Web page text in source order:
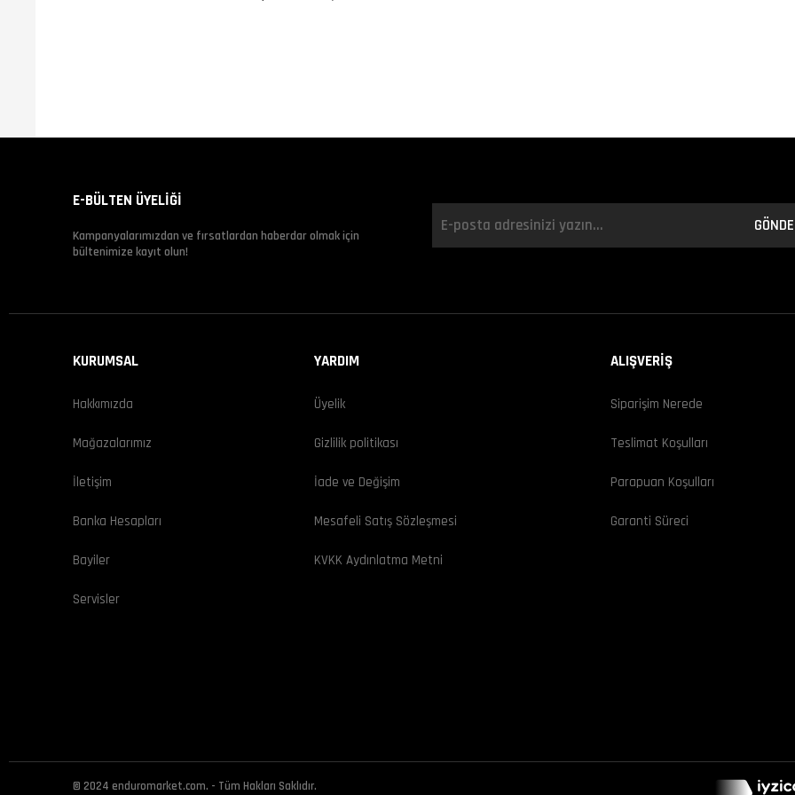
E-BÜLTEN ÜYELİĞİ
Kampanyalarımızdan ve fırsatlardan haberdar olmak için
bültenimize kayıt olun!
KURUMSAL
Hakkımızda
Mağazalarımız
İletişim
Banka Hesapları
Bayiler
Servisler
YARDIM
Üyelik
Gizlilik politikası
İade ve Değişim
Mesafeli Satış Sözleşmesi
KVKK Aydınlatma Metni
ALIŞVERİŞ
Siparişim Nerede
Teslimat Koşulları
Parapuan Koşulları
Garanti Süreci
© 2024 enduromarket.com. - Tüm Hakları Saklıdır.